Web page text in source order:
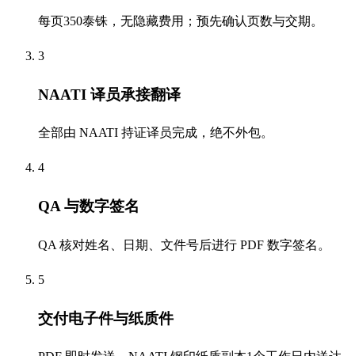
每页350泰铢，无隐藏费用；预先确认页数与交期。
3
NAATI 译员承接翻译
全部由 NAATI 持证译员完成，绝不外包。
4
QA 与数字签名
QA 核对姓名、日期、文件号后进行 PDF 数字签名。
5
交付电子件与纸质件